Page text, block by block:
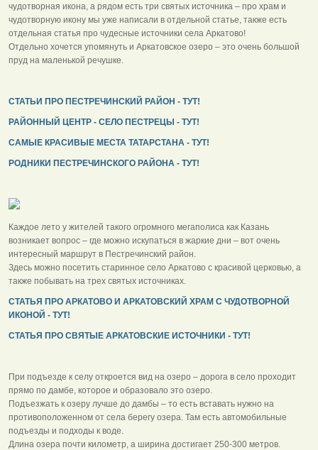
чудотворная икона, а рядом есть три святых источника – про храм и
чудотворную икону мы уже написали в отдельной статье, также есть
отдельная статья про чудесные источники села Аркатово!
Отдельно хочется упомянуть и Аркатовское озеро – это очень большой
пруд на маленькой речушке.
СТАТЬИ ПРО ПЕСТРЕЧИНСКИЙ РАЙОН - ТУТ!
РАЙОННЫЙ ЦЕНТР - СЕЛО ПЕСТРЕЦЫ - ТУТ!
САМЫЕ КРАСИВЫЕ МЕСТА ТАТАРСТАНА - ТУТ!
РОДНИКИ ПЕСТРЕЧИНСКОГО РАЙОНА - ТУТ!
Каждое лето у жителей такого огромного мегаполиса как Казань
возникает вопрос – где можно искупаться в жаркие дни – вот очень
интересный маршрут в Пестречинский район.
Здесь можно посетить старинное село Аркатово с красивой церковью, а
также побывать на трех святых источниках.
СТАТЬЯ ПРО АРКАТОВО И АРКАТОВСКИЙ ХРАМ С ЧУДОТВОРНОЙ
ИКОНОЙ - ТУТ!
СТАТЬЯ ПРО СВЯТЫЕ АРКАТОВСКИЕ ИСТОЧНИКИ - ТУТ!
При подъезде к селу откроется вид на озеро – дорога в село проходит
прямо по дамбе, которое и образовало это озеро.
Подъезжать к озеру лучше до дамбы – то есть вставать нужно на
противоположенном от села берегу озера. Там есть автомобильные
подъезды и подходы к воде.
Длина озера почти километр, а ширина достигает 250-300 метров.